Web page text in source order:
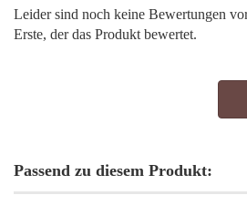
Leider sind noch keine Bewertungen
Erste, der das Produkt bewertet.
Passend zu diesem Produkt: